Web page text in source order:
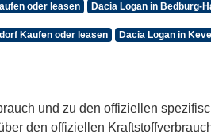
oder leasen Dacia Logan in Bedburg-
Kaufen oder leasen Dacia Logan in
und zu den offiziellen
den offiziellen